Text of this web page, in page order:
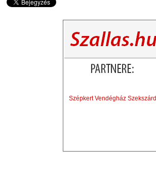
Szépkert Vendégház Szekszárd